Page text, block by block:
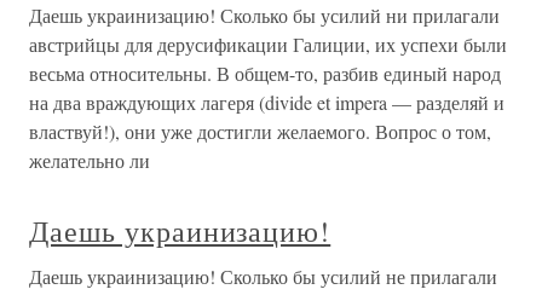
Даешь украинизацию! Сколько бы усилий ни прилагали
австрийцы для дерусификации Галиции, их успехи были
весьма относительны. В общем-то, разбив единый народ
на два враждующих лагеря (divide et impera — разделяй и
властвуй!), они уже достигли желаемого. Вопрос о том,
желательно ли
Даешь украинизацию!
Даешь украинизацию! Сколько бы усилий не прилагали